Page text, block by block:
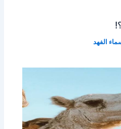
الفهد